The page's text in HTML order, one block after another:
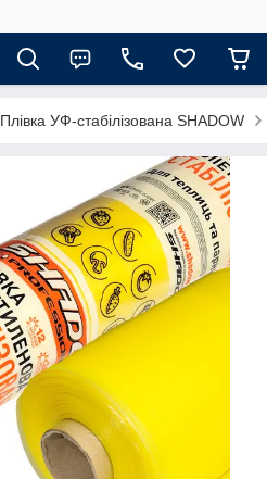
Плівка УФ-стабілізована SHADOW